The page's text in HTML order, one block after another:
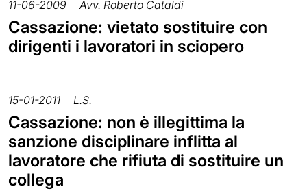
11-06-2009 Avv. Roberto Cataldi
Cassazione: vietato sostituire con
dirigenti i lavoratori in sciopero
15-01-2011 L.S.
Cassazione: non è illegittima la
sanzione disciplinare inflitta al
lavoratore che rifiuta di sostituire un
collega